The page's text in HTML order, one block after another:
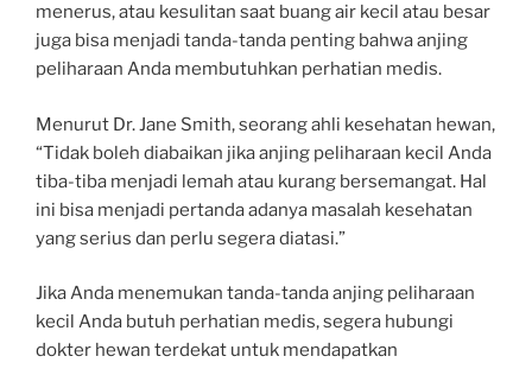
menerus, atau kesulitan saat buang air kecil atau besar
juga bisa menjadi tanda-tanda penting bahwa anjing
peliharaan Anda membutuhkan perhatian medis.
Menurut Dr. Jane Smith, seorang ahli kesehatan hewan,
“Tidak boleh diabaikan jika anjing peliharaan kecil Anda
tiba-tiba menjadi lemah atau kurang bersemangat. Hal
ini bisa menjadi pertanda adanya masalah kesehatan
yang serius dan perlu segera diatasi.”
Jika Anda menemukan tanda-tanda anjing peliharaan
kecil Anda butuh perhatian medis, segera hubungi
dokter hewan terdekat untuk mendapatkan